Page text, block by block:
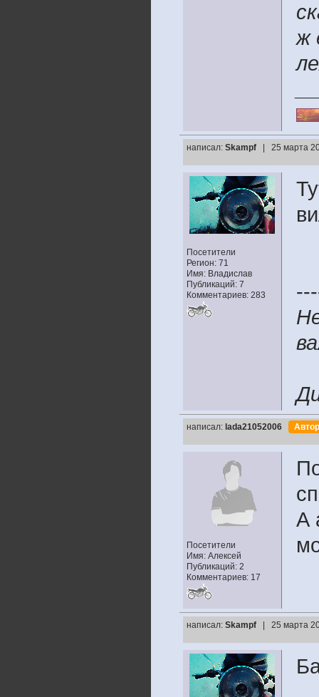
ж
написал: Skampf | 25 марта
Посетители
Регион: 71
Имя: Владислав
Публикаций: 7
Комментариев: 283
написал: lada21052006
Посетители
Имя: Алексей
Публикаций: 2
Комментариев: 17
А
написал: Skampf | 25 марта